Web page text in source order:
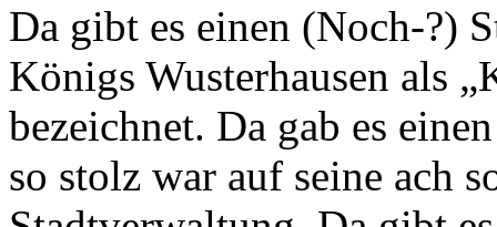
Da gibt es einen (Noch-?)
Königs Wusterhausen als
bezeichnet. Da gab es
so stolz war auf seine ach